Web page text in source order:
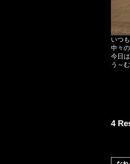
いつ
中々
今日
う～
4